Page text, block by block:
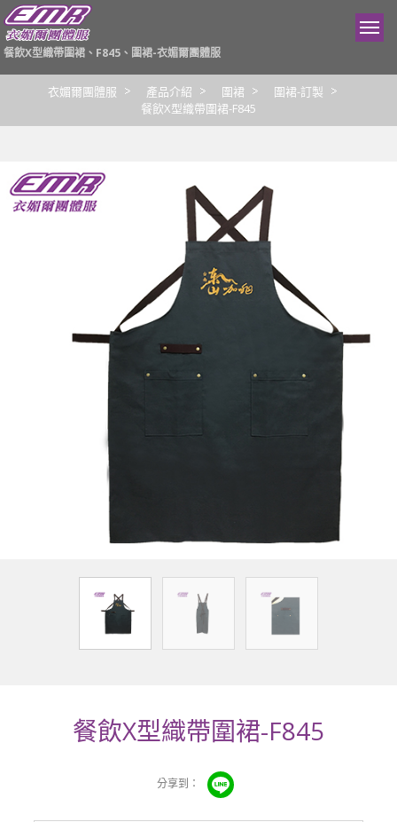
餐飲X型織帶圍裙、F845、圍裙-衣媚爾團體服
衣媚爾團體服 產品介紹 圍裙
圍裙-訂製
餐飲X型織帶圍裙-F845
餐飲X型織帶圍裙-F845